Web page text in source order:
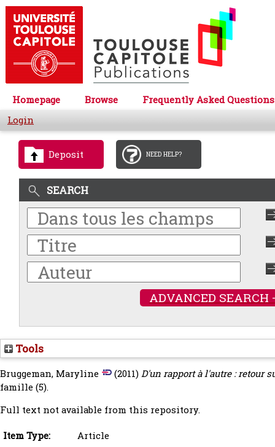
Homepage Browse
Frequently Asked Questions
Login
Deposit NEED HELP?
SEARCH
ADVANCED SEARCH
Tools
Bruggeman, Maryline (2011)D'un rapport à l'autre : retour
famille (5).
Full text not available from this repository.
Item Type:
Article